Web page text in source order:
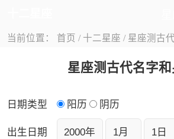
当前位置： 首页 / 十二星座 / 星座测古
星座测古代名字
日期类型 阳历 阴历
出生日期